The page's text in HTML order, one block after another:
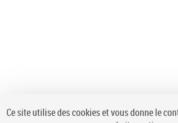
Ce site utilise des cookies et vous donne le